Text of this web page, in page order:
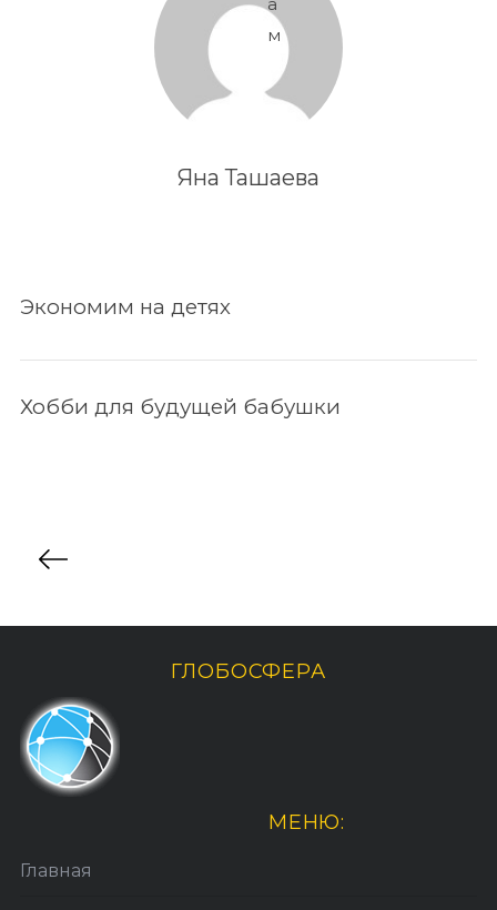
м
Яна Ташаева
Экономим на детях
Хобби для будущей бабушки
ГЛОБОСФЕРА
МЕНЮ:
Главная